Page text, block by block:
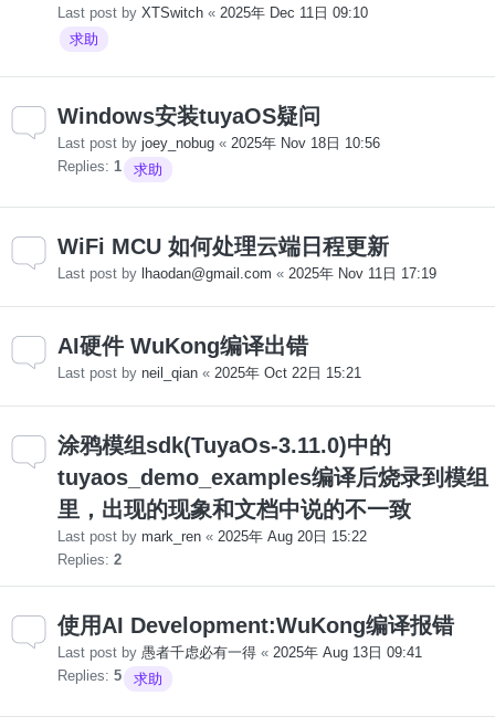
Last post by XTSwitch « 2025年 Dec 11日 09:10
求助
Windows安装tuyaOS疑问
Last post by joey_nobug « 2025年 Nov 18日 10:56
Replies: 1 求助
WiFi MCU 如何处理云端日程更新
Last post by lhaodan@gmail.com « 2025年 Nov 11日 17:19
AI硬件 WuKong编译出错
Last post by neil_qian « 2025年 Oct 22日 15:21
涂鸦模组sdk(TuyaOs-3.11.0)中的
tuyaos_demo_examples编译后烧录到模组
里，出现的现象和文档中说的不一致
Last post by mark_ren « 2025年 Aug 20日 15:22
Replies: 2
使用AI Development:WuKong编译报错
Last post by 愚者千虑必有一得 « 2025年 Aug 13日 09:41
Replies: 5 求助